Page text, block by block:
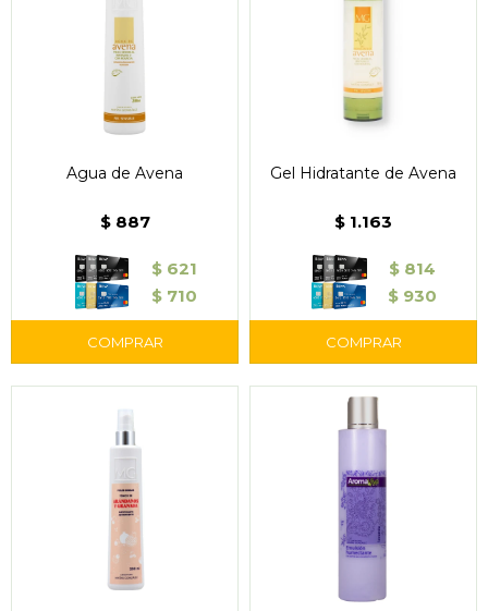
Agua de Avena
$ 887
$ 621
$ 710
Gel Hidratante de Avena
$ 1.163
$ 814
$ 930